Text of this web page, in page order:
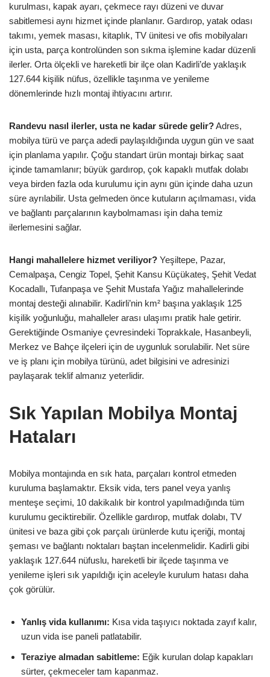
kurulması, kapak ayarı, çekmece rayı düzeni ve duvar
sabitlemesi aynı hizmet içinde planlanır. Gardırop, yatak odası
takımı, yemek masası, kitaplık, TV ünitesi ve ofis mobilyaları
için usta, parça kontrolünden son sıkma işlemine kadar düzenli
ilerler. Orta ölçekli ve hareketli bir ilçe olan Kadirli’de yaklaşık
127.644 kişilik nüfus, özellikle taşınma ve yenileme
dönemlerinde hızlı montaj ihtiyacını artırır.
Randevu nasıl ilerler, usta ne kadar sürede gelir?Adres,
mobilya türü ve parça adedi paylaşıldığında uygun gün ve saat
için planlama yapılır. Çoğu standart ürün montajı birkaç saat
içinde tamamlanır; büyük gardırop, çok kapaklı mutfak dolabı
veya birden fazla oda kurulumu için aynı gün içinde daha uzun
süre ayrılabilir. Usta gelmeden önce kutuların açılmaması, vida
ve bağlantı parçalarının kaybolmaması işin daha temiz
ilerlemesini sağlar.
Hangi mahallelere hizmet veriliyor? Yeşiltepe, Pazar,
Cemalpaşa, Cengiz Topel, Şehit Kansu Küçükateş, Şehit Vedat
Kocadallı, Tufanpaşa ve Şehit Mustafa Yağız mahallelerinde
montaj desteği alınabilir. Kadirli’nin km² başına yaklaşık 125
kişilik yoğunluğu, mahalleler arası ulaşımı pratik hale getirir.
Gerektiğinde Osmaniye çevresindeki Toprakkale, Hasanbeyli,
Merkez ve Bahçe ilçeleri için de uygunluk sorulabilir. Net süre
ve iş planı için mobilya türünü, adet bilgisini ve adresinizi
paylaşarak teklif almanız yeterlidir.
Sık Yapılan Mobilya Montaj
Hataları
Mobilya montajında en sık hata, parçaları kontrol etmeden
kuruluma başlamaktır. Eksik vida, ters panel veya yanlış
menteşe seçimi, 10 dakikalık bir kontrol yapılmadığında tüm
kurulumu geciktirebilir. Özellikle gardırop, mutfak dolabı, TV
ünitesi ve baza gibi çok parçalı ürünlerde kutu içeriği, montaj
şeması ve bağlantı noktaları baştan incelenmelidir. Kadirli gibi
yaklaşık 127.644 nüfuslu, hareketli bir ilçede taşınma ve
yenileme işleri sık yapıldığı için aceleyle kurulum hatası daha
çok görülür.
Yanlış vida kullanımı: Kısa vida taşıyıcı noktada zayıf kalır,
uzun vida ise paneli patlatabilir.
Teraziye almadan sabitleme: Eğik kurulan dolap kapakları
sürter, çekmeceler tam kapanmaz.